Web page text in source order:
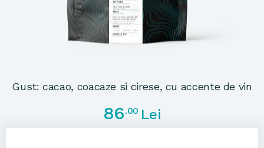
Gust: cacao, coacaze si cirese, cu accente de vin
86.00 Lei